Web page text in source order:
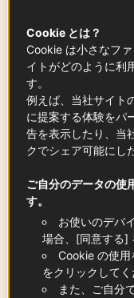
豚肩ロース
200g
くるみ
100g
グラニ―・スミ
2個
Cookie とは？
Cookie は小さなフ
イトがどのように利
す。
例えば、当社サイト
に提案する体験をパ
告を表示したり、当
クでシェア可能にし
ご自分のデータの使
す。
お使いのデバ
場合、[同意する]
Cookie の使
をクリックしてく
また、ご自分